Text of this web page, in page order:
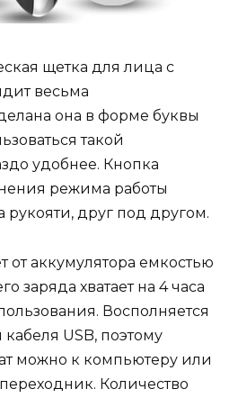
щетка для лица с
весьма
она в форме буквы
такой
удобнее. Кнопка
режима работы
рукояти, друг под другом.
от аккумулятора емкостью
заряда хватает на 4 часа
Восполняется
USB, поэтому
можно к компьютеру или
Количество